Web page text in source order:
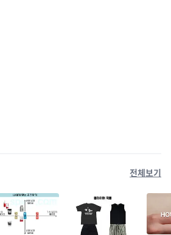
전체보기